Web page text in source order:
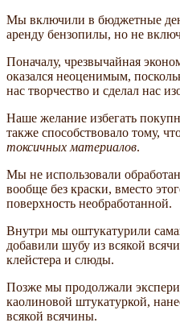
Мы включили в бюджетные
аренду бензопилы, но не
Поначалу, чрезвычайная
оказался неоценимым,
нас творчество и сделал нас
Наше желание избегать
также способствовало тому,
токсичных материалов.
Мы не использовали
вообще без краски, вместо
поверхность необработанной.
Внутри мы оштукатурили
добавили шубу из всякой
клейстера и слюды.
Позже мы продолжали
каолиновой штукатуркой,
всякой всячины.